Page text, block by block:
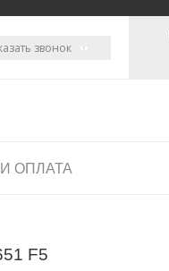
звонок
ОПЛАТА
F5